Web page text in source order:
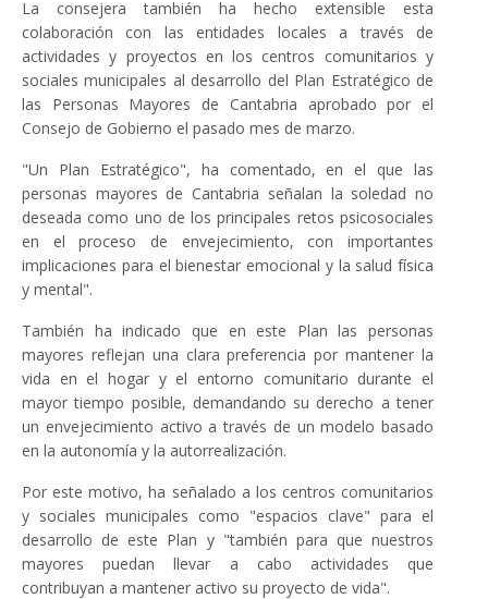
La consejera también ha hecho extensible esta
colaboración con las entidades locales a través de
actividades y proyectos en los centros comunitarios y
sociales municipales al desarrollo del Plan Estratégico de
las Personas Mayores de Cantabria aprobado por el
Consejo de Gobierno el pasado mes de marzo.
"Un Plan Estratégico", ha comentado, en el que las
personas mayores de Cantabria señalan la soledad no
deseada como uno de los principales retos psicosociales
en el proceso de envejecimiento, con importantes
implicaciones para el bienestar emocional y la salud física
y mental".
También ha indicado que en este Plan las personas
mayores reflejan una clara preferencia por mantener la
vida en el hogar y el entorno comunitario durante el
mayor tiempo posible, demandando su derecho a tener
un envejecimiento activo a través de un modelo basado
en la autonomía y la autorrealización.
Por este motivo, ha señalado a los centros comunitarios
y sociales municipales como "espacios clave" para el
desarrollo de este Plan y "también para que nuestros
mayores puedan llevar a cabo actividades que
contribuyan a mantener activo su proyecto de vida".